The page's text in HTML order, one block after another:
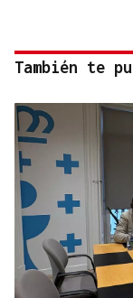
También te